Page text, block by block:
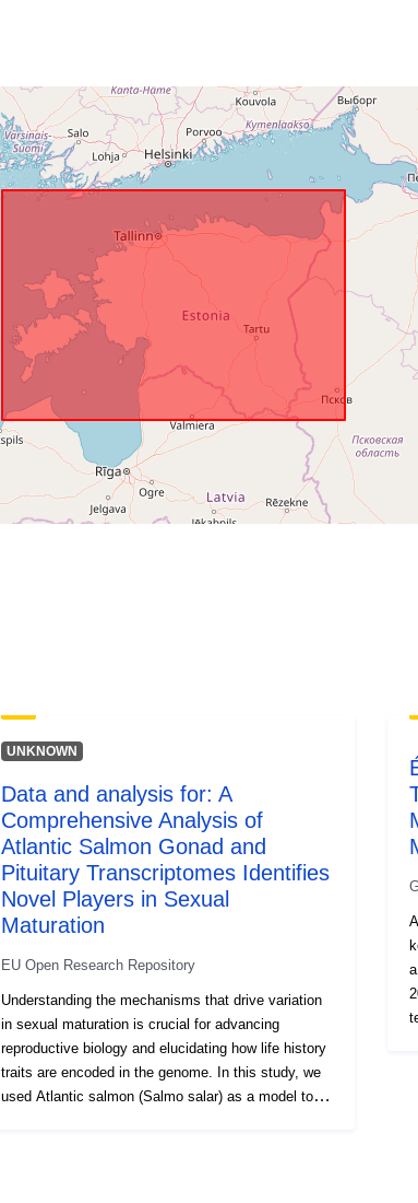
UNKNOWN
Data and analysis for: A
Comprehensive Analysis of
Atlantic Salmon Gonad and
Pituitary Transcriptomes Identifies
Novel Players in Sexual
Maturation
EU Open Research Repository
Understanding the mechanisms that drive variation
in sexual maturation is crucial for advancing
reproductive biology and elucidating how life history
traits are encoded in the genome. In this study, we
used Atlantic salmon (Salmo salar) as a model to